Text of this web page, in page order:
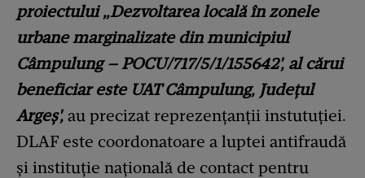
proiectului „Dezvoltarea locală în zonele
urbane marginalizate din municipiul
Câmpulung – POCU/717/5/1/155642', al cărui
beneficiar este UAT Câmpulung, Județul
Argeș', au precizat reprezențanții instutuției.
DLAF este coordonatoare a luptei antifraudă
și instituție națională de contact pentru